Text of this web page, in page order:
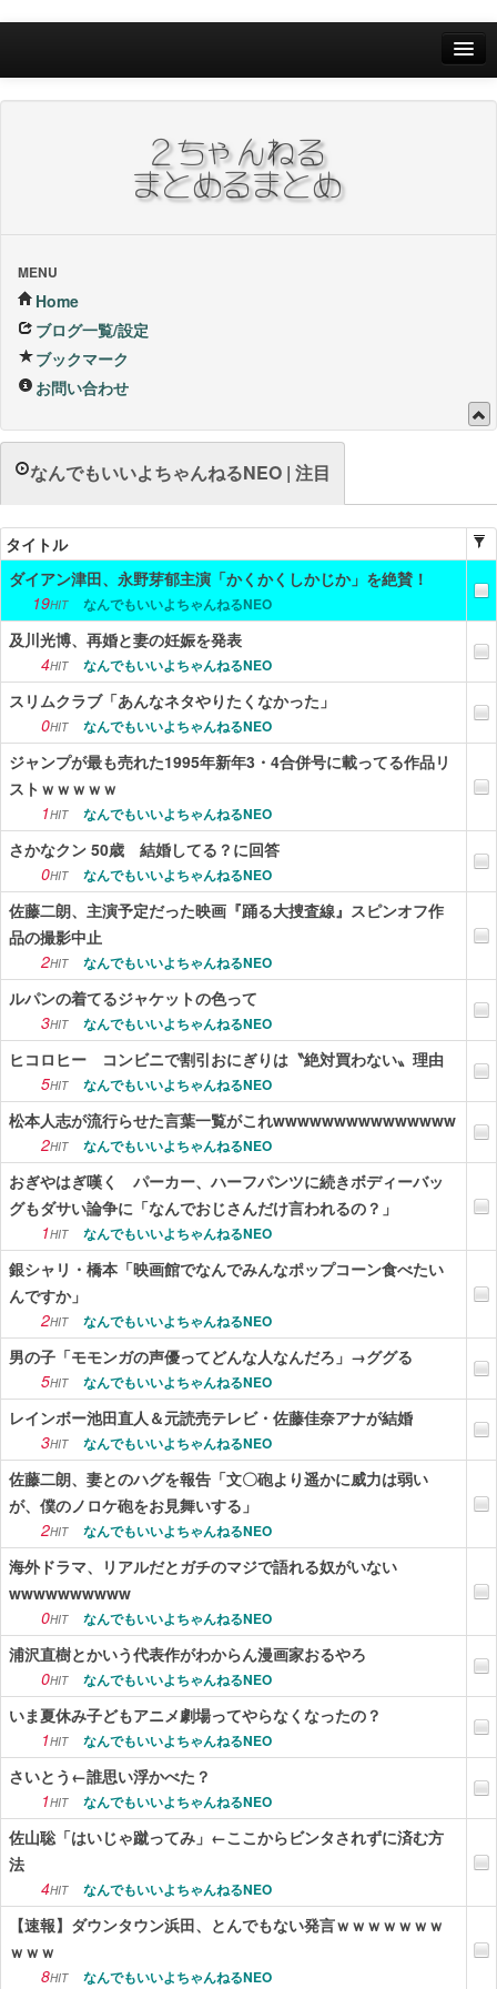
Home
ブックマーク
24Hランキング
昨日のランキング
1週間内ランキング
1ヶ月内ランキング
ニュース
エンタメ
スポーツ
漫画・アニメ
ゲーム
Vtuber
趣味
生活
アダルト
その他
RSS配信一覧
MENU
Home
ブログ一覧/設定
ブックマーク
お問い合わせ
なんでもいいよちゃんねるNEO | 注目
タイトル
ダイアン津田、永野芽郁主演「かくかくしかじか」を絶賛！
19HIT なんでもいいよちゃんねるNEO
及川光博、再婚と妻の妊娠を発表
4HIT なんでもいいよちゃんねるNEO
スリムクラブ「あんなネタやりたくなかった」
0HIT なんでもいいよちゃんねるNEO
ジャンプが最も売れた1995年新年3・4合併号に載ってる作品リ
ストｗｗｗｗｗ
1HIT なんでもいいよちゃんねるNEO
さかなクン 50歳 結婚してる？に回答
0HIT なんでもいいよちゃんねるNEO
佐藤二朗、主演予定だった映画『踊る大捜査線』スピンオフ作
品の撮影中止
2HIT なんでもいいよちゃんねるNEO
ルパンの着てるジャケットの色って
3HIT なんでもいいよちゃんねるNEO
ヒコロヒー コンビニで割引おにぎりは〝絶対買わない〟理由
5HIT なんでもいいよちゃんねるNEO
松本人志が流行らせた言葉一覧がこれwwwwwwwwwwwwwww
2HIT なんでもいいよちゃんねるNEO
おぎやはぎ嘆く パーカー、ハーフパンツに続きボディーバッ
グもダサい論争に「なんでおじさんだけ言われるの？」
1HIT なんでもいいよちゃんねるNEO
銀シャリ・橋本「映画館でなんでみんなポップコーン食べたい
んですか」
2HIT なんでもいいよちゃんねるNEO
男の子「モモンガの声優ってどんな人なんだろ」→ググる
5HIT なんでもいいよちゃんねるNEO
レインボー池田直人＆元読売テレビ・佐藤佳奈アナが結婚
3HIT なんでもいいよちゃんねるNEO
佐藤二朗、妻とのハグを報告「文〇砲より遥かに威力は弱い
が、僕のノロケ砲をお見舞いする」
2HIT なんでもいいよちゃんねるNEO
海外ドラマ、リアルだとガチのマジで語れる奴がいない
wwwwwwwwww
0HIT なんでもいいよちゃんねるNEO
浦沢直樹とかいう代表作がわからん漫画家おるやろ
0HIT なんでもいいよちゃんねるNEO
いま夏休み子どもアニメ劇場ってやらなくなったの？
1HIT なんでもいいよちゃんねるNEO
さいとう←誰思い浮かべた？
1HIT なんでもいいよちゃんねるNEO
佐山聡「はいじゃ蹴ってみ」←ここからビンタされずに済む方
法
4HIT なんでもいいよちゃんねるNEO
【速報】ダウンタウン浜田、とんでもない発言ｗｗｗｗｗｗｗ
ｗｗｗ
8HIT なんでもいいよちゃんねるNEO